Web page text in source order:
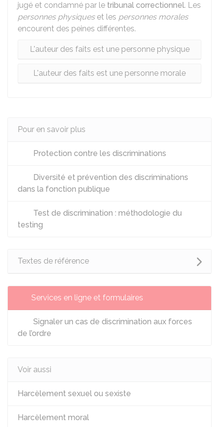
jugé et condamné par le tribunal correctionnel. Les
personnes physiques et les personnes morales
encourent des peines différentes.
L'auteur des faits est une personne physique
L'auteur des faits est une personne morale
Pour en savoir plus
Protection contre les discriminations
Diversité et prévention des discriminations
dans la fonction publique
Test de discrimination : méthodologie du
testing
Textes de référence
Services en ligne et formulaires
Signaler un cas de discrimination aux forces
de l’ordre
Voir aussi
Harcèlement sexuel ou sexiste
Harcèlement moral